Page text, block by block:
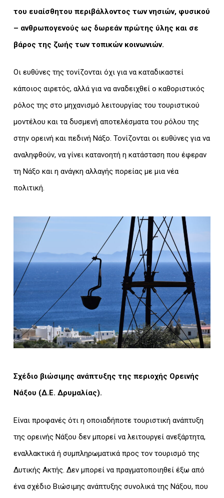
του ευαίσθητου περιβάλλοντος των νησιών, φυσικού
– ανθρωπογενούς ως δωρεάν πρώτης ύλης και σε
βάρος της ζωής των τοπικών κοινωνιών.
Οι ευθύνες της τονίζονται όχι για να καταδικαστεί
κάποιος αιρετός, αλλά για να αναδειχθεί ο καθοριστικός
ρόλος της στο μηχανισμό λειτουργίας του τουριστικού
μοντέλου και τα δυσμενή αποτελέσματα του ρόλου της
στην ορεινή και πεδινή Νάξο. Τονίζονται οι ευθύνες για να
αναληφθούν, να γίνει κατανοητή η κατάσταση που έφεραν
τη Νάξο και η ανάγκη αλλαγής πορείας με μια νέα
πολιτική.
Σχέδιο βιώσιμης ανάπτυξης της περιοχής Ορεινής
Νάξου (Δ.Ε. Δρυμαλίας).
Είναι προφανές ότι η οποιαδήποτε τουριστική ανάπτυξη
της ορεινής Νάξου δεν μπορεί να λειτουργεί ανεξάρτητα,
εναλλακτικά ή συμπληρωματικά προς τον τουρισμό της
Δυτικής Ακτής. Δεν μπορεί να πραγματοποιηθεί έξω από
ένα σχέδιο Βιώσιμης ανάπτυξης συνολικά της Νάξου, που